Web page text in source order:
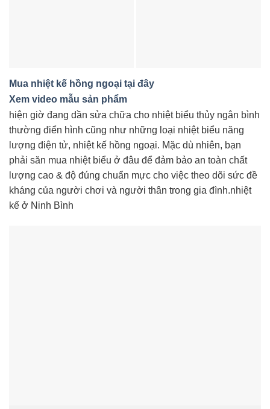
Mua nhiệt kế hồng ngoại tại đây
Xem video mẫu sản phẩm
hiện giờ đang dần sửa chữa cho nhiệt biểu thủy ngân bình
thường điển hình cũng như những loại nhiệt biểu năng
lượng điện tử, nhiệt kế hồng ngoại. Mặc dù nhiên, bạn
phải săn mua nhiệt biểu ở đâu để đảm bảo an toàn chất
lượng cao & độ đúng chuẩn mực cho việc theo dõi sức đề
kháng của người chơi và người thân trong gia đình.nhiệt
kế ở Ninh Bình